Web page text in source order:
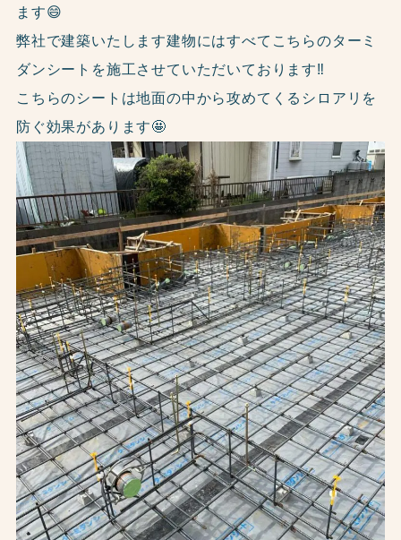
ます😄
弊社で建築いたします建物にはすべてこちらのターミ
ダンシートを施工させていただいております‼
こちらのシートは地面の中から攻めてくるシロアリを
防ぐ効果があります🤩